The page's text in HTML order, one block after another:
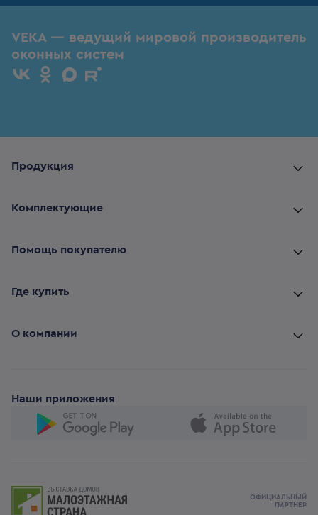
VEKA — ведущий мировой производитель
оконных систем
Продукция
Комплектующие
Помощь покупателю
Где купить
О компании
Наши приложения
ОФИЦИАЛЬНЫЙ
ПАРТНЕР